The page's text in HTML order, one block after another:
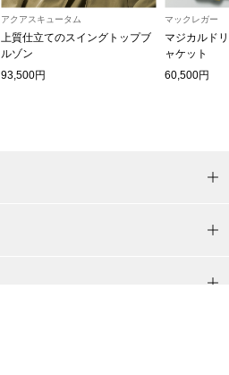
ヘリーハンセン
カンタベリー
ヘンリーコッ
おすすめ特集
アクアスキュータム
上質仕立てのスイングトップブ
ルゾン
93,500円
マックレガー
マジカルド
ャケット
60,500円